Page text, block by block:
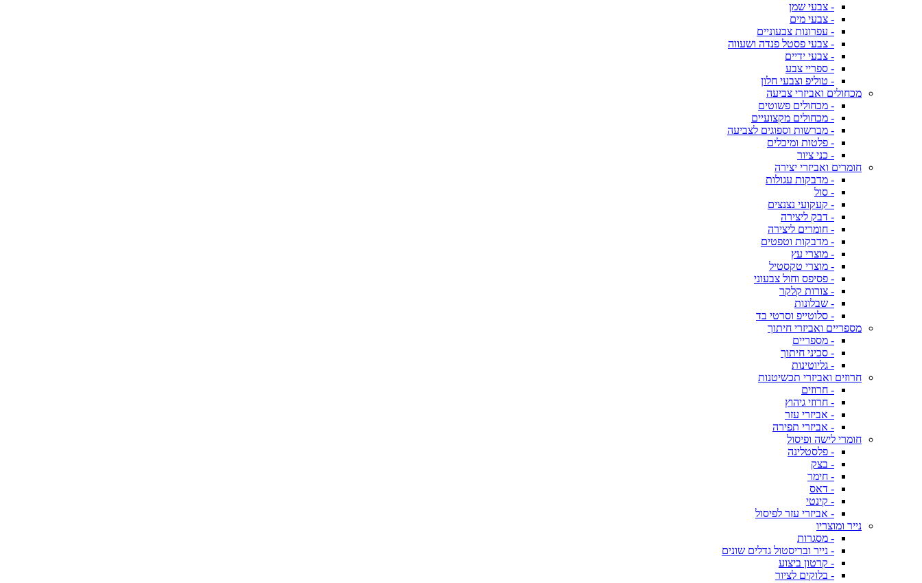
- צבעי שמן
- צבעי מים
- עפרונות צבעוניים
- צבעי פסטל פנדה ושעווה
- צבעי ידיים
- ספריי צבע
- טוליפ וצבעי חלון
מכחולים ואביזרי צביעה
- מכחולים פשוטים
- מכחולים מקצועיים
- מברשות וספוגים לצביעה
- פלטות ומיכלים
- כני ציור
חומרים ואביזרי יצירה
- מדבקות עגולות
- סול
- קעקועי נצנצים
- דבק ליצירה
- חומרים ליצירה
- מדבקות וטפטים
- מוצרי עץ
- מוצרי טקסטיל
- פסיפס וחול צבעוני
- צורות קלקר
- שבלונות
- סלוטייפ וסרטי בד
מספריים ואביזרי חיתוך
- מספריים
- סכיני חיתוך
- גליוטינות
חרוזים ואביזרי תכשיטנות
- חרוזים
- חרוזי גיהוץ
- אביזרי עזר
- אביזרי תפירה
חומרי לישה ופיסול
- פלסטלינה
- בצק
- חימר
- דאס
- קינטי
- אביזרי עזר לפיסול
נייר ומוצריו
- מסגרות
- נייר ובריסטול גדלים שונים
- קרטון ביצוע
- בלוקים לציור